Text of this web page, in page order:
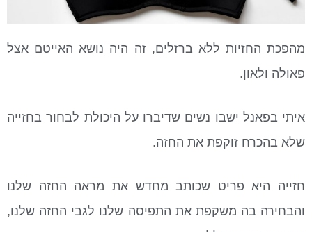
מהפכת החזיות ללא ברזלים, זה היה נושא האייטם אצל
פאולה ולאון.
איתי בפאנל ישבו נשים שדיברו על היכולת לבחור בחזייה
שלא בהכרח זוקפת את החזה.
חזייה היא פריט שכותב מחדש את מראה החזה שלנו
והבחירה בה משקפת את התפיסה שלנו לגבי החזה שלנו,